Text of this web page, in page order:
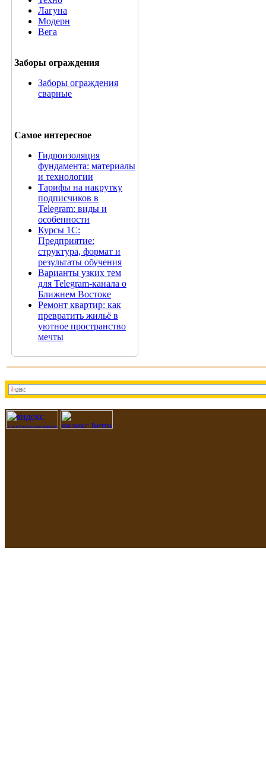
Лагуна
Модерн
Вега
Заборы ограждения
Заборы ограждения
сварные
Самое интересное
Гидроизоляция
фундамента: материалы
и технологии
Тарифы на накрутку
подписчиков в
Telegram: виды и
особенности
Курсы 1С:
Предприятие:
структура, формат и
результаты обучения
Варианты узких тем
для Telegram-канала о
Ближнем Востоке
Ремонт квартир: как
превратить жильё в
уютное пространство
мечты